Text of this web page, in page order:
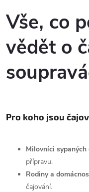
v
l
á
d
c
Vše, co
vědět o
Pro koho jsou
Milovníci sypaných
přípravu.
Rodiny a
čajování.